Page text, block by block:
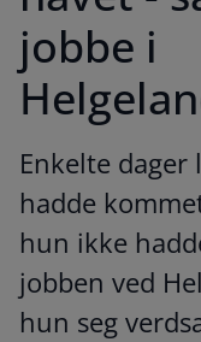
jobbe i
Enkelte
hadde
hun ikke
jobben ved
hun seg